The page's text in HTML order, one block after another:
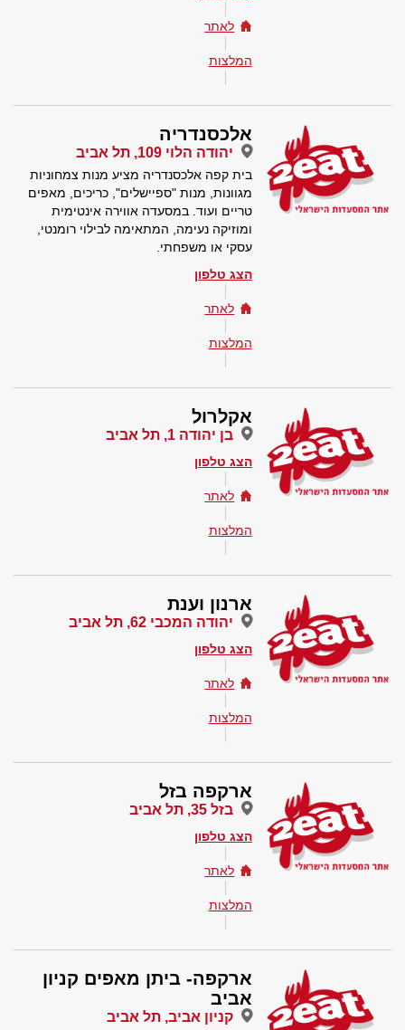
לאתר
המלצות
אלכסנדריה
יהודה הלוי 109, תל אביב
בית קפה אלכסנדריה מציע מנות צמחוניות
מגוונות, מנות "ספיישלים", כריכים, מאפים
טריים ועוד. במסעדה אווירה אינטימית
ומוזיקה נעימה, המתאימה לבילוי רומנטי,
עסקי או משפחתי.
הצג טלפון
לאתר
המלצות
אקלרול
בן יהודה 1, תל אביב
הצג טלפון
לאתר
המלצות
ארנון וענת
יהודה המכבי 62, תל אביב
הצג טלפון
לאתר
המלצות
ארקפה בזל
בזל 35, תל אביב
הצג טלפון
לאתר
המלצות
ארקפה- ביתן מאפים קניון
אביב
קניון אביב, תל אביב